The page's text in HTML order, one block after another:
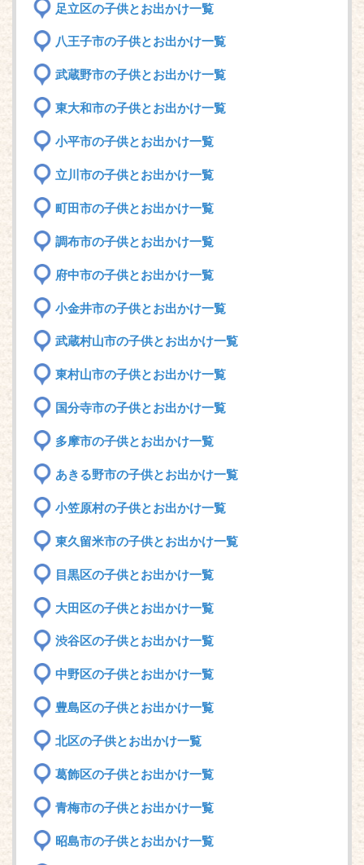
足立区の子供とお出かけ一覧
八王子市の子供とお出かけ一覧
武蔵野市の子供とお出かけ一覧
東大和市の子供とお出かけ一覧
小平市の子供とお出かけ一覧
立川市の子供とお出かけ一覧
町田市の子供とお出かけ一覧
調布市の子供とお出かけ一覧
府中市の子供とお出かけ一覧
小金井市の子供とお出かけ一覧
武蔵村山市の子供とお出かけ一覧
東村山市の子供とお出かけ一覧
国分寺市の子供とお出かけ一覧
多摩市の子供とお出かけ一覧
あきる野市の子供とお出かけ一覧
小笠原村の子供とお出かけ一覧
東久留米市の子供とお出かけ一覧
目黒区の子供とお出かけ一覧
大田区の子供とお出かけ一覧
渋谷区の子供とお出かけ一覧
中野区の子供とお出かけ一覧
豊島区の子供とお出かけ一覧
北区の子供とお出かけ一覧
葛飾区の子供とお出かけ一覧
青梅市の子供とお出かけ一覧
昭島市の子供とお出かけ一覧